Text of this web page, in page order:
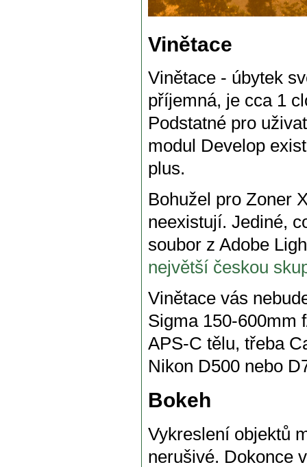
Vinětace
Vinětace - úbytek
příjemná, je cca 1
Podstatné pro
modul Develop
plus.
Bohužel pro Zoner
neexistují. Jediné,
soubor z Adobe
největší českou
Vinětace vás
Sigma 150-600mm
APS-C tělu, třeba
Nikon D500 nebo
Bokeh
Vykreslení objektů
nerušivé. Dokonce